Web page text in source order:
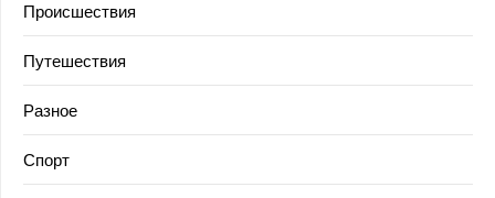
Происшествия
Путешествия
Разное
Спорт